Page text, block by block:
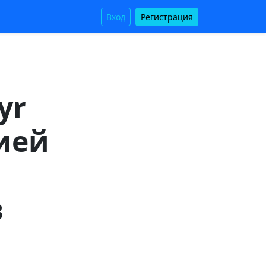
Вход Регистрация